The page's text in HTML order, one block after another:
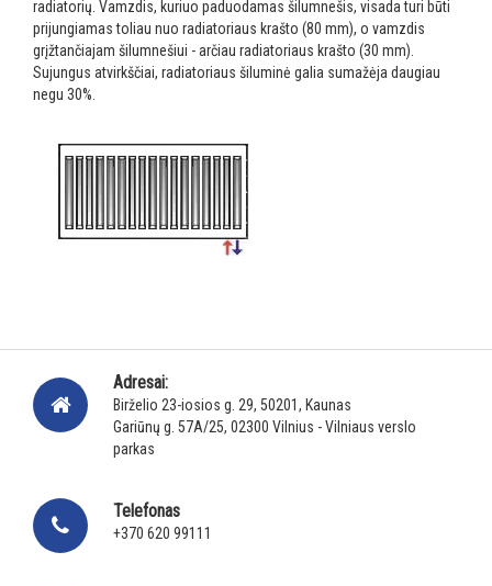
radiatorių. Vamzdis, kuriuo paduodamas šilumnešis, visada turi būti
prijungiamas toliau nuo radiatoriaus krašto (80 mm), o vamzdis
grįžtančiajam šilumnešiui - arčiau radiatoriaus krašto (30 mm).
Sujungus atvirkščiai, radiatoriaus šiluminė galia sumažėja daugiau
negu 30%.
Adresai:
Birželio 23-iosios g. 29, 50201, Kaunas
Gariūnų g. 57A/25, 02300 Vilnius - Vilniaus verslo
parkas
Telefonas
+370 620 99111